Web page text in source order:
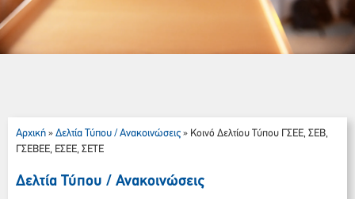
Αρχική » Δελτία Τύπου / Ανακοινώσεις » Κοινό Δελτίου Τύπου ΓΣΕΕ, ΣΕΒ,
ΓΣΕΒΕΕ, ΕΣΕΕ, ΣΕΤΕ
Δελτία Τύπου / Ανακοινώσεις